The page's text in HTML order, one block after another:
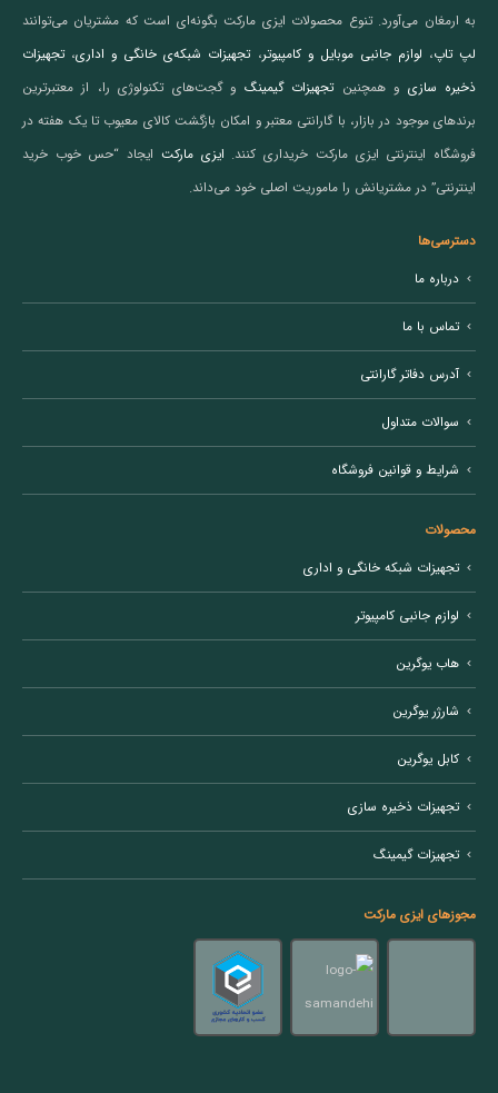
به ارمغان می‌آورد. تنوع محصولات ایزی مارکت بگونه‌ای است که مشتریان می‌توانند
لپ تاپ، لوازم جانبی موبایل و کامپیوتر،تجهیزات شبکه‌ی خانگی و اداری،تجهیزات
ذخیره سازی و همچنینتجهیزات گیمینگ و گجت‌های تکنولوژی را، از معتبرترین
برندهای موجود در بازار، با گارانتی معتبر و امکان بازگشت کالای معیوب تا یک هفته در
فروشگاه اینترنتی ایزی مارکت خریداری کنند. ایزی مارکت ایجاد “حس خوب خرید
اینترنتی” در مشتریانش را ماموریت اصلی خود می‌داند.
دسترسی‌ها
درباره ما
تماس با ما
آدرس دفاتر گارانتی
سوالات متداول
شرایط و قوانین فروشگاه
محصولات
تجهیزات شبکه خانگی و اداری
لوازم جانبی کامپیوتر
هاب یوگرین
شارژر یوگرین
کابل یوگرین
تجهیزات ذخیره سازی
تجهیزات گیمینگ
مجوزهای ایزی مارکت